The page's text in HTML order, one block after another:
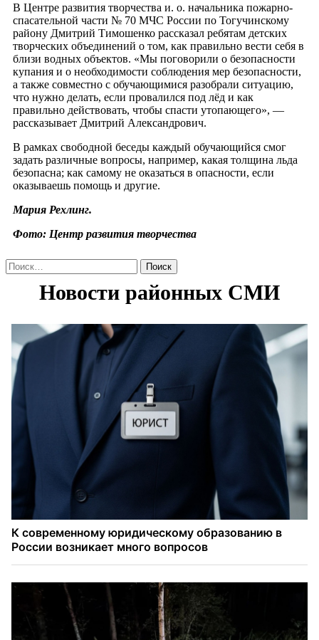
В Центре развития творчества и. о. начальника пожарно-
спасательной части № 70 МЧС России по Тогучинскому
району Дмитрий Тимошенко рассказал ребятам детских
творческих объединений о том, как правильно вести себя в
близи водных объектов. «Мы поговорили о безопасности
купания и о необходимости соблюдения мер безопасности,
а также совместно с обучающимися разобрали ситуацию,
что нужно делать, если провалился под лёд и как
правильно действовать, чтобы спасти утопающего», —
рассказывает Дмитрий Александрович.
В рамках свободной беседы каждый обучающийся смог
задать различные вопросы, например, какая толщина льда
безопасна; как самому не оказаться в опасности, если
оказываешь помощь и другие.
Мария Рехлинг.
Фото: Центр развития творчества
Найти: